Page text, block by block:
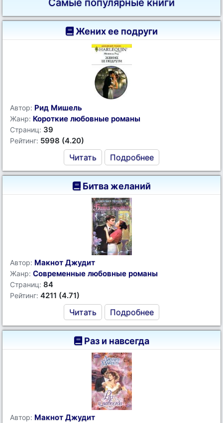
Самые популярные книги
Жених ее подруги
Автор: Рид Мишель
Жанр: Короткие любовные романы
Страниц: 39
Рейтинг: 5998 (4.20)
Читать Подробнее
Битва желаний
Автор: Макнот Джудит
Жанр: Современные любовные романы
Страниц: 84
Рейтинг: 4211 (4.71)
Читать Подробнее
Раз и навсегда
Автор: Макнот Джудит